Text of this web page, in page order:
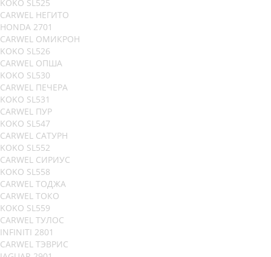
KOKO SL525
CARWEL НЕГИТО
HONDA 2701
CARWEL ОМИКРОН
KOKO SL526
CARWEL ОПША
KOKO SL530
CARWEL ПЕЧЕРА
KOKO SL531
CARWEL ПУР
KOKO SL547
CARWEL САТУРН
KOKO SL552
CARWEL СИРИУС
KOKO SL558
CARWEL ТОДЖА
CARWEL ТОКО
KOKO SL559
CARWEL ТУЛОС
INFINITI 2801
CARWEL ТЭВРИС